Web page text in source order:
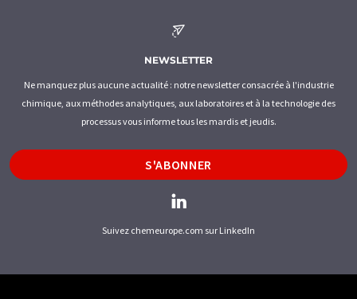
NEWSLETTER
Ne manquez plus aucune actualité : notre newsletter consacrée à l'industrie
chimique, aux méthodes analytiques, aux laboratoires et à la technologie des
processus vous informe tous les mardis et jeudis.
S'ABONNER
Suivez chemeurope.com sur LinkedIn